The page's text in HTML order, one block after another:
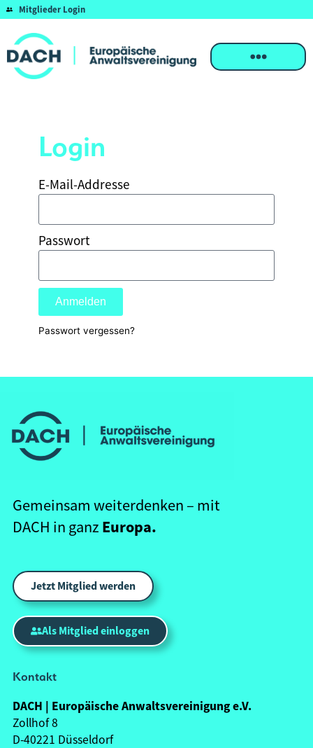
Mitglieder Login
Login
E-Mail-Addresse
Passwort
Anmelden
Passwort vergessen?
Gemeinsam weiterdenken – mit
DACH in ganz Europa.
Jetzt Mitglied werden
Als Mitglied einloggen
Kontakt
DACH | Europäische Anwaltsvereinigung e.V.
Zollhof 8
D-40221 Düsseldorf